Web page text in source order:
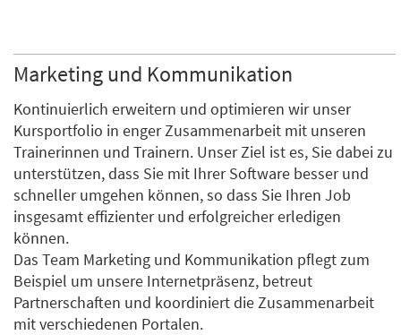
Marketing und Kommunikation
Kontinuierlich erweitern und optimieren wir unser
Kursportfolio in enger Zusammenarbeit mit unseren
Trainerinnen und Trainern. Unser Ziel ist es, Sie dabei zu
unterstützen, dass Sie mit Ihrer Software besser und
schneller umgehen können, so dass Sie Ihren Job
insgesamt effizienter und erfolgreicher erledigen
können.
Das Team Marketing und Kommunikation pflegt zum
Beispiel um unsere Internetpräsenz, betreut
Partnerschaften und koordiniert die Zusammenarbeit
mit verschiedenen Portalen.